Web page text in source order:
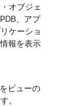
オブジェ
、アプ
ケーショ
報を表示
ビューの
。